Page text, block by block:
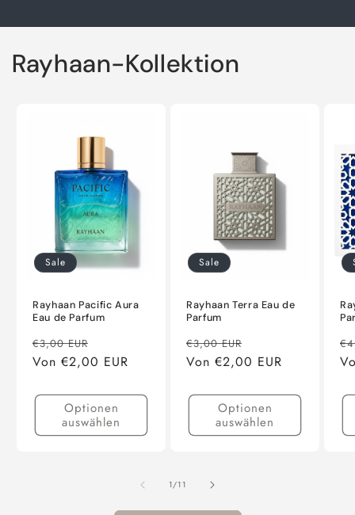
Rayhaan-Kollektion
Sale
Rayhaan Pacific Aura
Eau de Parfum
Normaler
Preis
€3,00 EUR
Von €2,00 EUR
Optionen
auswählen
Sale
Rayhaan Terra Eau de
Parfum
Normaler
Preis
€3,00 EUR
Von €2,00 EUR
Optionen
auswählen
1/von
11